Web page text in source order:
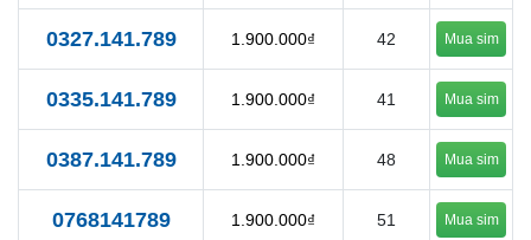
0327.141.789 1.900.000₫ 42 Mua sim
0335.141.789 1.900.000₫ 41 Mua sim
0387.141.789 1.900.000₫ 48 Mua sim
0768141789 1.900.000₫ 51 Mua sim